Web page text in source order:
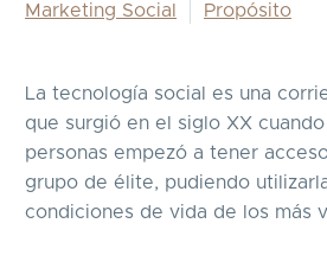
Marketing Social Propósito
La tecnología social es una
que surgió en el siglo XX
personas empezó a tener
grupo de élite, pudiendo
condiciones de vida de los más